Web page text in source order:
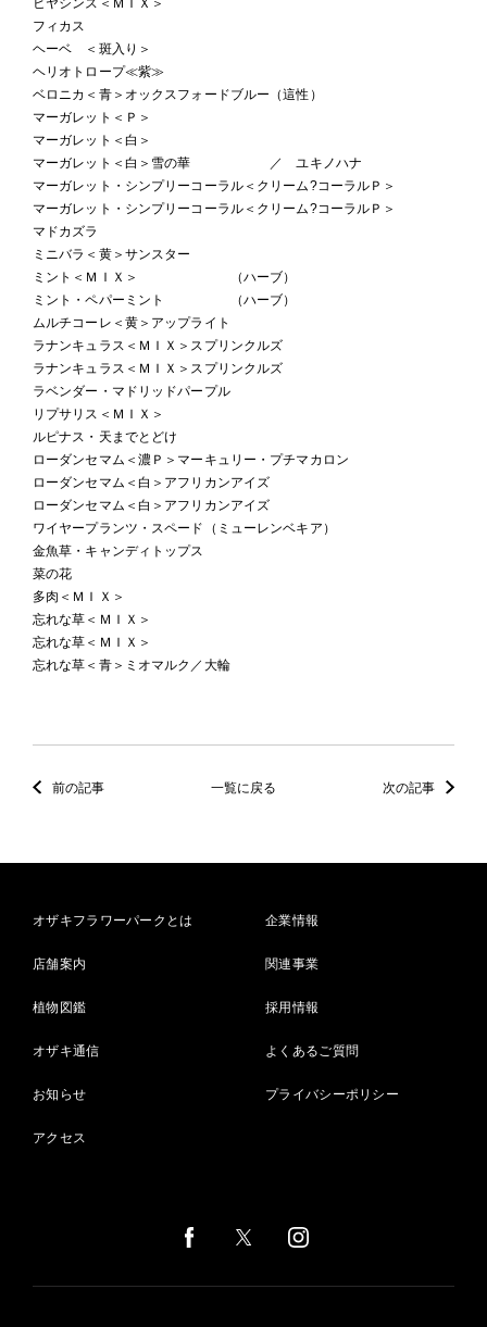
ヒヤシンス＜ＭＩＸ＞
フィカス
ヘーベ ＜斑入り＞
ヘリオトロープ≪紫≫
ベロニカ＜青＞オックスフォードブルー（這性）
マーガレット＜Ｐ＞
マーガレット＜白＞
マーガレット＜白＞雪の華 ／ ユキノハナ
マーガレット・シンプリーコーラル＜クリーム?コーラルＰ＞
マーガレット・シンプリーコーラル＜クリーム?コーラルＰ＞
マドカズラ
ミニバラ＜黄＞サンスター
ミント＜ＭＩＸ＞ （ハーブ）
ミント・ペパーミント （ハーブ）
ムルチコーレ＜黄＞アップライト
ラナンキュラス＜ＭＩＸ＞スプリンクルズ
ラナンキュラス＜ＭＩＸ＞スプリンクルズ
ラベンダー・マドリッドパープル
リプサリス＜ＭＩＸ＞
ルピナス・天までとどけ
ローダンセマム＜濃Ｐ＞マーキュリー・プチマカロン
ローダンセマム＜白＞アフリカンアイズ
ローダンセマム＜白＞アフリカンアイズ
ワイヤープランツ・スペード（ミューレンベキア）
金魚草・キャンディトップス
菜の花
多肉＜ＭＩＸ＞
忘れな草＜ＭＩＸ＞
忘れな草＜ＭＩＸ＞
忘れな草＜青＞ミオマルク／大輪
前の記事 一覧に戻る 次の記事
オザキフラワーパークとは
店舗案内
植物図鑑
オザキ通信
お知らせ
アクセス
企業情報
関連事業
採用情報
よくあるご質問
プライバシーポリシー